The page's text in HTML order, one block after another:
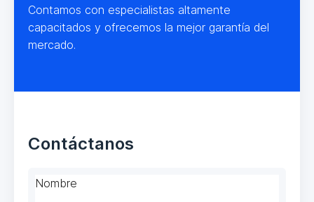
Contamos con especialistas altamente
capacitados y ofrecemos la mejor garantía del
mercado.
Contáctanos
Nombre